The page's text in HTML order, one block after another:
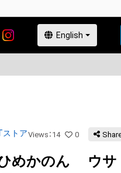
ストアViews ： 14 0
ひめかのん ウサ